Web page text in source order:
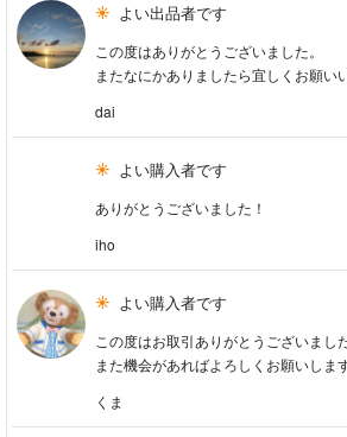
よい出品者です
この度はありがとうございました。
またなにかありましたら宜しくお願い
dai
よい購入者です
ありがとうございました！
iho
よい購入者です
この度はお取引ありがとうございまし
また機会があればよろしくお願いしま
くま